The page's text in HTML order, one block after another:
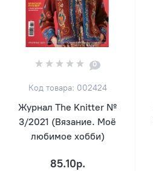
0
Код товара: 002424
Журнал The Knitter №
3/2021 (Вязание. Моё
любимое хобби)
85.10р.